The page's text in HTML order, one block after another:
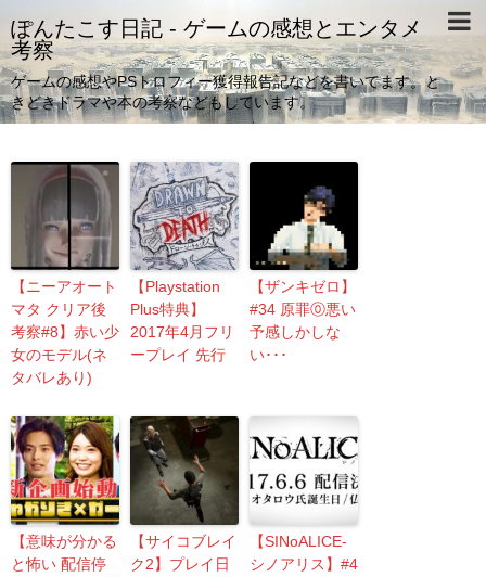
ぽんたこす日記 - ゲームの感想とエンタメ
考察
ゲームの感想やPSトロフィー獲得報告記などを書いてます。と
きどきドラマや本の考察などもしています。
【ニーアオート
マタ クリア後
考察#8】赤い少
女のモデル(ネ
タバレあり)
【Playstation
Plus特典】
2017年4月フリ
ープレイ 先行
【ザンキゼロ】
#34 原罪⓪悪い
予感しかしな
い･･･
【意味が分かる
と怖い 配信停
【サイコブレイ
ク2】プレイ日
【SINoALICE-
シノアリス】#4